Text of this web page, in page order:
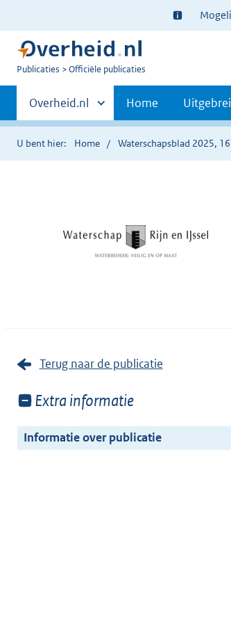
Ter
informatie:
U
Publicaties Officiële publicaties
Primaire
navigatie
Andere
sites
binnen
Overheid.nl Home
U bent hier: Home Waterschapsblad 2025,
Terug naar de publicatie
Toon
van:
Extra informatie
Informatie over publicatie